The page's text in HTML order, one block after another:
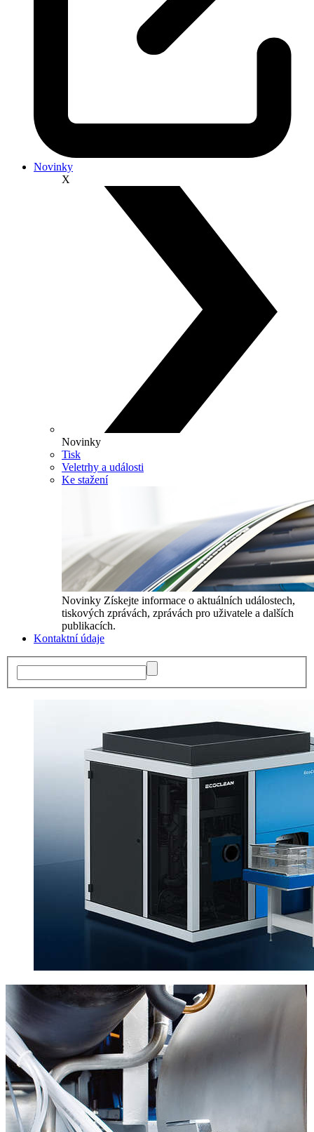
Novinky
X
Novinky
Tisk
Veletrhy a události
Ke stažení
Novinky Získejte informace o aktuálních událostech,
tiskových zprávách, zprávách pro uživatele a dalších
publikacích.
Kontaktní údaje